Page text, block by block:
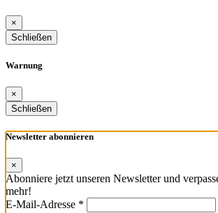
×
Schließen
Warnung
×
Schließen
Newsletter abonnieren
×
Abonniere jetzt unseren Newsletter und
mehr!
E-Mail-Adresse *